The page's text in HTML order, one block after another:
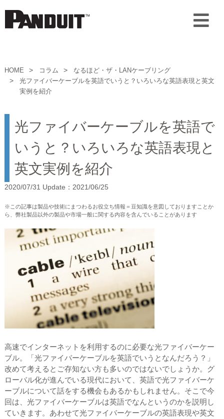
HOME コラム
なるほど・ザ・LANケーブリング
光ファイバーケーブルを英語でいうと？いろいろな英語表現と英文
実例を紹介
光ファイバーケーブルを英語で
いうと？いろいろな英語表現と
英文実例を紹介
2020/07/31 Update：2021/06/25
※この記事は製品や技術にまつわるお役立ち情報＝豆知識を意図しておりますことか
ら、弊社製品以外の製品や市場一般に関する内容を含んでいることがあります
高速でインターネットを利用するのに必要な光ファイバーケー
ブル。「光ファイバーケーブルを英語でいうとなんだろう？」
改めて考えるとご存知ない方も多いのではないでしょうか。グ
ローバル化が進んでいる現代において、英語で光ファイバーケ
ーブルについて話をする機会もあるかもしれません。そこで今
回は、光ファイバーケーブルは英語でなんというのかを説明し
ていきます。あわせて光ファイバーケーブルの英語表現や英文